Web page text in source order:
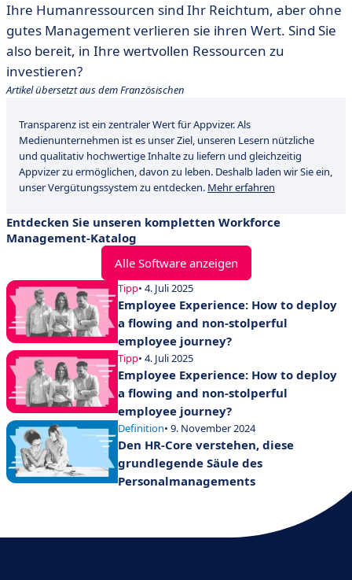
Ihre Humanressourcen sind Ihr Reichtum, aber ohne
gutes Management verlieren sie ihren Wert. Sind Sie
also bereit, in Ihre wertvollen Ressourcen zu
investieren?
Artikel übersetzt aus dem Französischen
Transparenz ist ein zentraler Wert für Appvizer. Als
Medienunternehmen ist es unser Ziel, unseren Lesern nützliche
und qualitativ hochwertige Inhalte zu liefern und gleichzeitig
Appvizer zu ermöglichen, davon zu leben. Deshalb laden wir Sie ein,
unser Vergütungssystem zu entdecken. Mehr erfahren
Entdecken Sie unseren kompletten Workforce
Management-Katalog
Alle Software anzeigen
Tipp• 4. Juli 2025
Employee Experience: How to deploy
a flowing and non-stolperful
employee journey?
Tipp• 4. Juli 2025
Employee Experience: How to deploy
a flowing and non-stolperful
employee journey?
Definition• 9. November 2024
Den HR-Core verstehen, diese
grundlegende Säule des
Personalmanagements